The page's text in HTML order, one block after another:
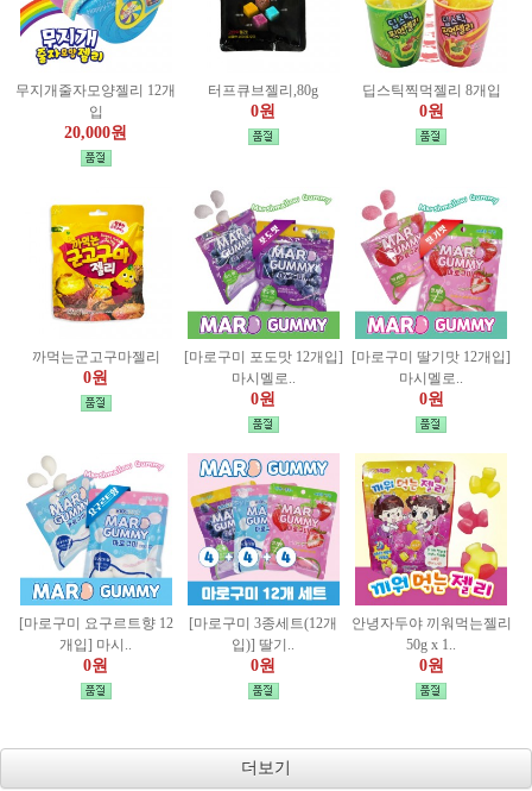
무지개줄자모양젤리 12개
입
20,000원
터프큐브젤리,80g
0원
딥스틱찍먹젤리 8개입
0원
까먹는군고구마젤리
0원
[마로구미 포도맛 12개입]
마시멜로..
0원
[마로구미 딸기맛 12개입]
마시멜로..
0원
[마로구미 요구르트향 12
개입] 마시..
0원
[마로구미 3종세트(12개
입)] 딸기..
0원
안녕자두야 끼워먹는젤리
50g x 1..
0원
더보기